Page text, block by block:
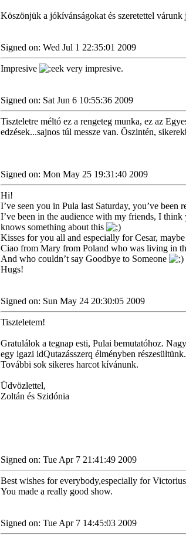
Köszönjük a jókívánságokat és szeretettel várunk
Signed on: Wed Jul 1 22:35:01 2009
Impresive very impresive.
Signed on: Sat Jun 6 10:55:36 2009
Tiszteletre méltó ez a rengeteg munka, ez az
edzések...sajnos túl messze van. Õszintén,
Signed on: Mon May 25 19:31:40 2009
Hi!
I’ve seen you in Pula last Saturday, you’ve been
I’ve been in the audience with my friends, I
knows something about this
Kisses for you all and especially for Cesar,
Ciao from Mary from Poland who was living in
And who couldn’t say Goodbye to Someone
Hugs!
Signed on: Sun May 24 20:30:05 2009
Tiszteletem!
Gratulálok a tegnap esti, Pulai bemutatóhoz.
egy igazi idQutazásszerq élményben részesültünk.
További sok sikeres harcot kívánunk.
Üdvözlettel,
Zoltán és Szidónia
Signed on: Tue Apr 7 21:41:49 2009
Best wishes for everybody,especially for
You made a really good show.
Signed on: Tue Apr 7 14:45:03 2009